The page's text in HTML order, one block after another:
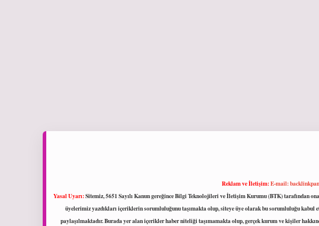
Reklam ve İletişim:E-mail:
Yasal Uyarı:Sitemiz, 5651 Sayılı Kanun gereğince Bilgi Teknolojileri ve İletişim Kurumu (BTK) tarafından
üyelerimiz yazdıkları içeriklerin sorumluluğunu taşımakta olup, siteye üye olarak bu sorumluluğu kabul
paylaşılmaktadır. Burada yer alan içerikler haber niteliği taşımamakta olup, gerçek kurum ve kişiler